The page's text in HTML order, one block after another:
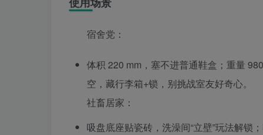
宿舍党：
体积 220 mm，塞不进普通鞋盒；重量
空，藏行李箱+锁，别挑战室友好奇心。
社畜居家：
吸盘底座贴瓷砖，洗澡间“立壁”玩法解锁